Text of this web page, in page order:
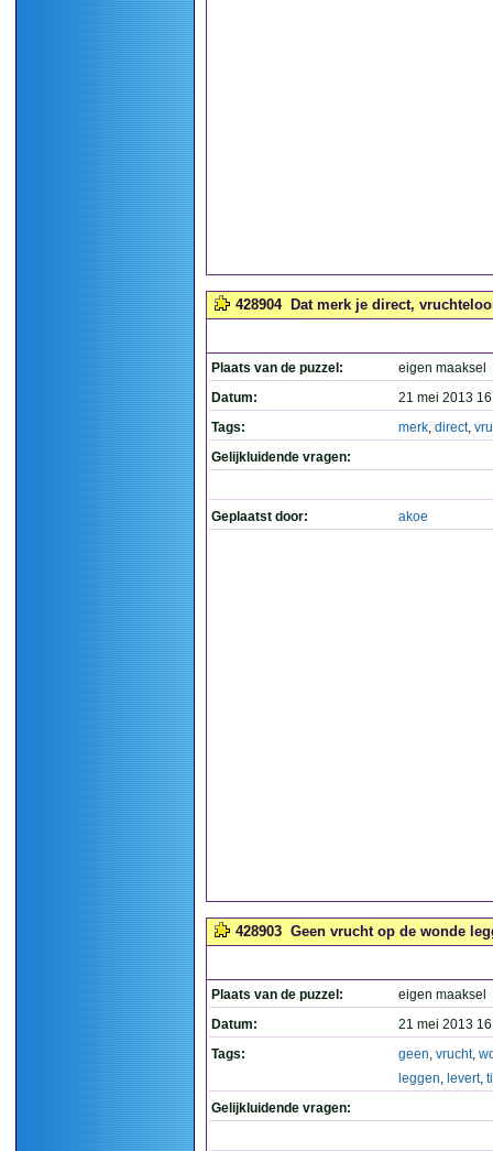
428904 Dat merk je direct,
Plaats van de puzzel:
eigen maaksel
Datum:
21 mei 2013
Tags:
merk, direct,
Gelijkluidende vragen:
Geplaatst door: akoe
428903 Geen vrucht op de wonde
Plaats van de puzzel:
eigen maaksel
Datum:
21 mei 2013
Tags:
geen, vrucht,
leggen, levert,
Gelijkluidende vragen: